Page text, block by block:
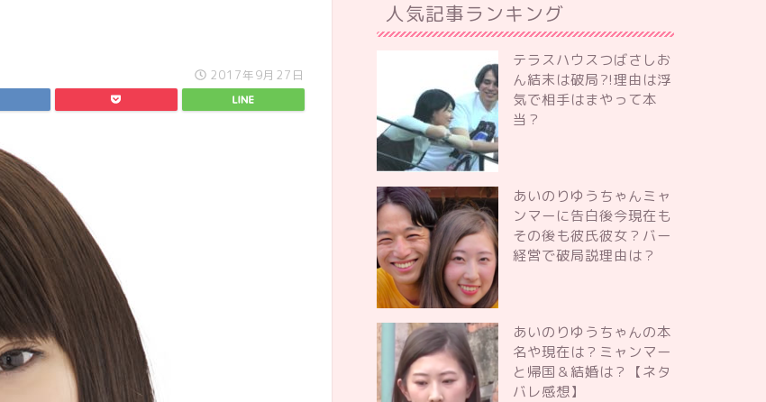
2017年9月27日
人気記事ランキング
テラスハウスつばさしお
ん結末は破局?!理由は浮
気で相手はまやって本
当？
あいのりゆうちゃんミャ
ンマーに告白後今現在も
その後も彼氏彼女？バー
経営で破局説理由は？
あいのりゆうちゃんの本
名や現在は？ミャンマー
と帰国＆結婚は？【ネタ
バレ感想】